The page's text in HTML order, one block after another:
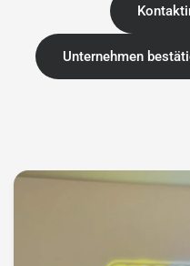
Unternehmen